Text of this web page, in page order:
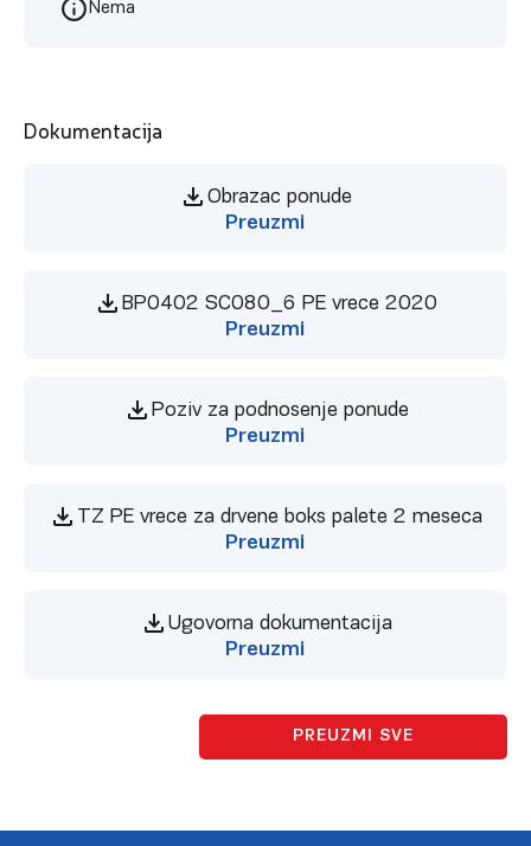
Nema
Dokumentacija
Obrazac ponude
Preuzmi
BP0402 SC080_6 PE vrece 2020
Preuzmi
Poziv za podnosenje ponude
Preuzmi
TZ PE vrece za drvene boks palete 2 meseca
Preuzmi
Ugovorna dokumentacija
Preuzmi
PREUZMI SVE